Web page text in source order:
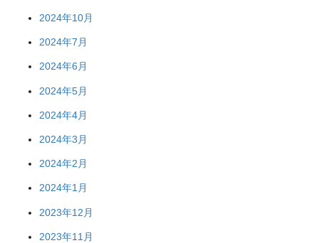
2024年10月
2024年7月
2024年6月
2024年5月
2024年4月
2024年3月
2024年2月
2024年1月
2023年12月
2023年11月